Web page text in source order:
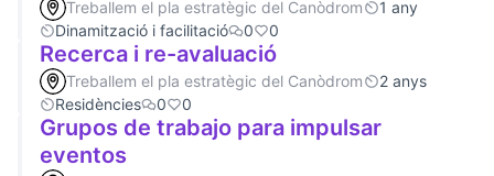
Treballem el pla estratègic del Canòdrom
1 any
Dinamització i facilitació
0 0
Recerca i re-avaluació
Treballem el pla estratègic del Canòdrom
2 anys
Residències
0 0
Grupos de trabajo para impulsar
eventos